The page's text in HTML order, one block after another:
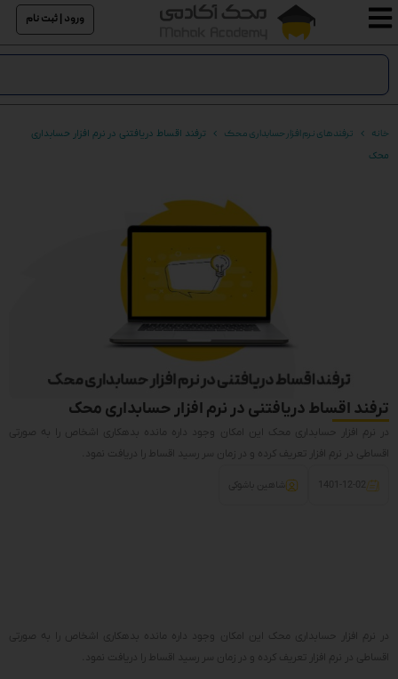
ورود | ثبت نام
خانه ترفند های نرم افزار حسابداری محک
ترفند اقساط دریافتنی در نرم افزار حسابداری
محک
ترفند اقساط دریافتنی در نرم افزار حسابداری محک
در نرم افزار حسابداری محک این امکان وجود داره مانده بدهکاری اشخاص را به صورتی
اقساطی در نرم افزار تعریف کرده و در زمان سر رسید اقساط را دریافت نمود.
1401-12-02 شاهین باشوکی
در نرم افزار حسابداری محک این امکان وجود داره مانده بدهکاری اشخاص را به صورتی
اقساطی در نرم افزار تعریف کرده و در زمان سر رسید اقساط را دریافت نمود.